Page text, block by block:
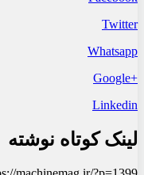
Twitter
Whatsapp
+Google
Linkedin
لینک کوتاه نوشته